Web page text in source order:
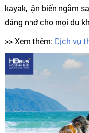
kayak, lặn biển ngắm
đáng nhớ cho mọi du
>> Xem thêm: Dịch vụ